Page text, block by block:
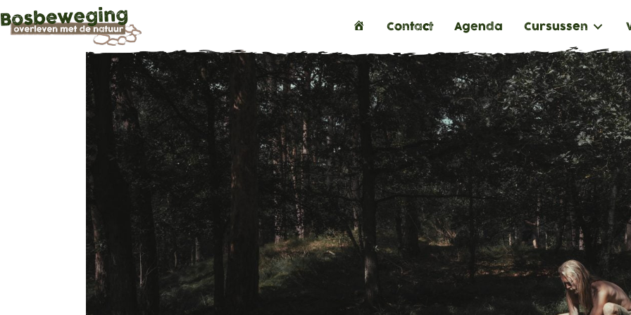
m
e
Contact Agenda Cursussen